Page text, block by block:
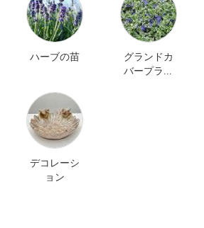
ハーブの苗
グランドカ
バープラン
デコレーシ
ョン